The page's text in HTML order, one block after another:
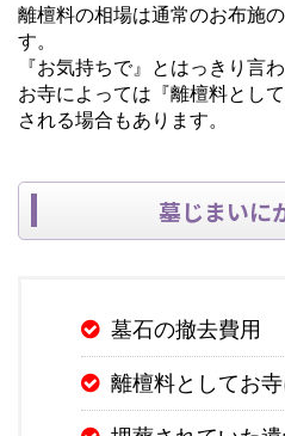
離檀料の相場は通常のお布施
す。
『お気持ちで』とはっきり言
お寺によっては『離檀料とし
される場合もあります。
墓じまいに
墓石の撤去費用
離檀料としてお